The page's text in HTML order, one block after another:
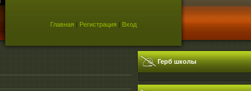
Главная | Регистрация | Вход
Герб школы